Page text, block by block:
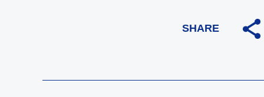
SHARE